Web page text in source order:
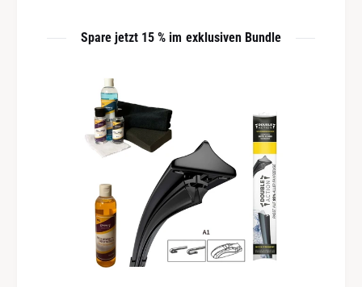
Spare jetzt 15 % im exklusiven Bundle